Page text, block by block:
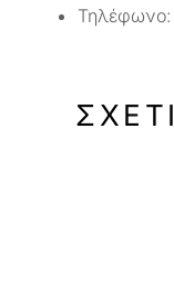
Τηλέφωνο: